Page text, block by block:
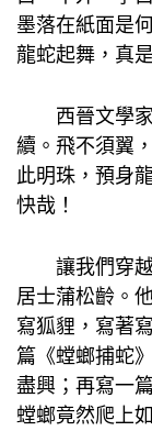
墨落在紙面是
龍蛇起舞，真
西晉文學
續。飛不須翼
此明珠，預身
快哉！
讓我們穿
居士蒲松齡。
寫狐貍，寫著
篇《螳螂捕蛇
盡興；再寫一
螳螂竟然爬上